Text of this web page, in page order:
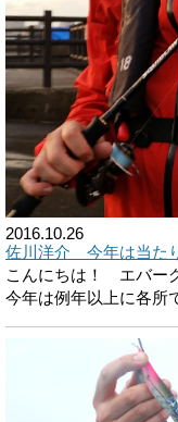
2016.10.26
佐川洋介 今年は当た
こんにちは！ エバー
今年は例年以上に各